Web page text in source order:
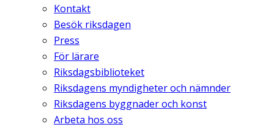
Kontakt
Besök riksdagen
Press
För lärare
Riksdagsbiblioteket
Riksdagens myndigheter och nämnder
Riksdagens byggnader och konst
Arbeta hos oss